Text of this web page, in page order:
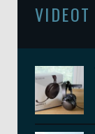
VIDEOT